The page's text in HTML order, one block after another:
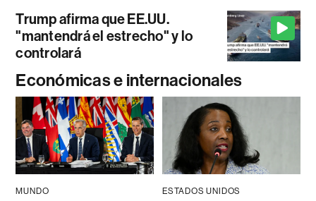
Trump afirma que EE.UU.
"mantendrá el estrecho" y lo
controlará
Económicas e internacionales
MUNDO ESTADOS UNIDOS